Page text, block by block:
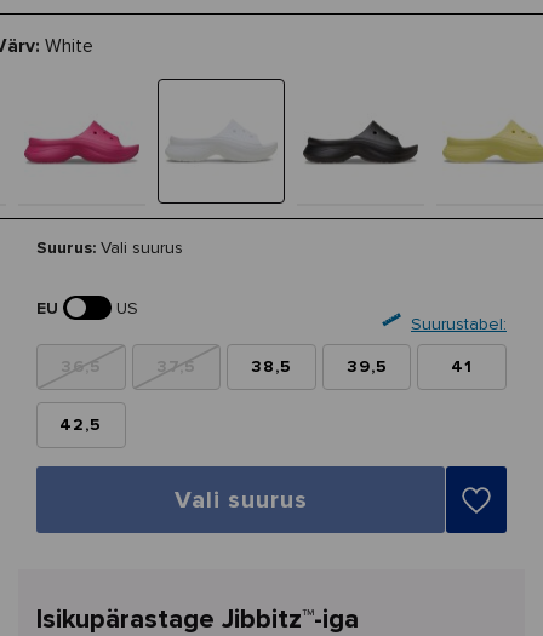
White
Suurus: Vali suurus
EU
US
Suurustabel:
36,5 37,5 38,5 39,5 41
42,5
Vali suurus
Isikupärastage Jibbitz™-iga